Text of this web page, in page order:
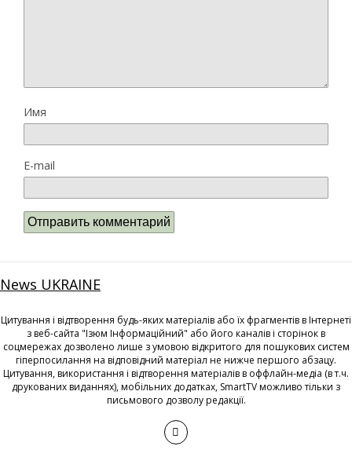
Имя
E-mail
News UKRAINE
Цитування і відтворення будь-яких матеріалів або їх фрагментів в Інтернеті
з веб-сайта "Ізюм Інформаційний" або його каналів і сторінок в
соцмережах дозволено лише з умовою відкритого для пошукових систем
гіперпосилання на відповідний матеріал не нижче першого абзацу.
Цитування, використання і відтворення матеріалів в оффлайн-медіа (в т.ч.
друкованих виданнях), мобільних додатках, SmartTV можливо тільки з
письмового дозволу редакції.